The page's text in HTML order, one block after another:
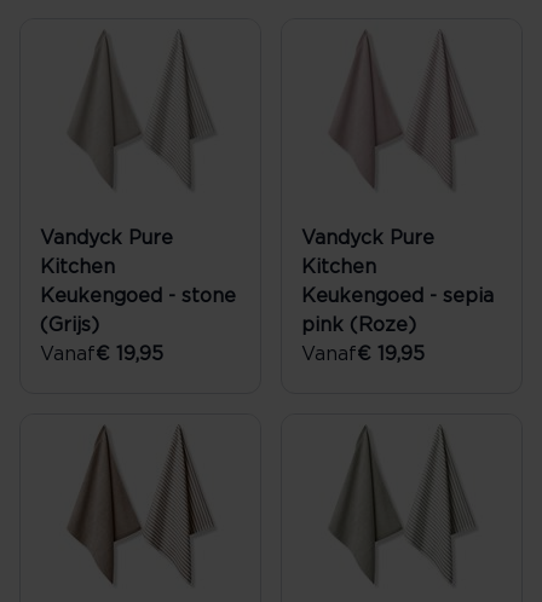
Vandyck Pure
Kitchen
Keukengoed - stone
(Grijs)
Vanaf€ 19,95
Vandyck Pure
Kitchen
Keukengoed - sepia
pink (Roze)
Vanaf€ 19,95